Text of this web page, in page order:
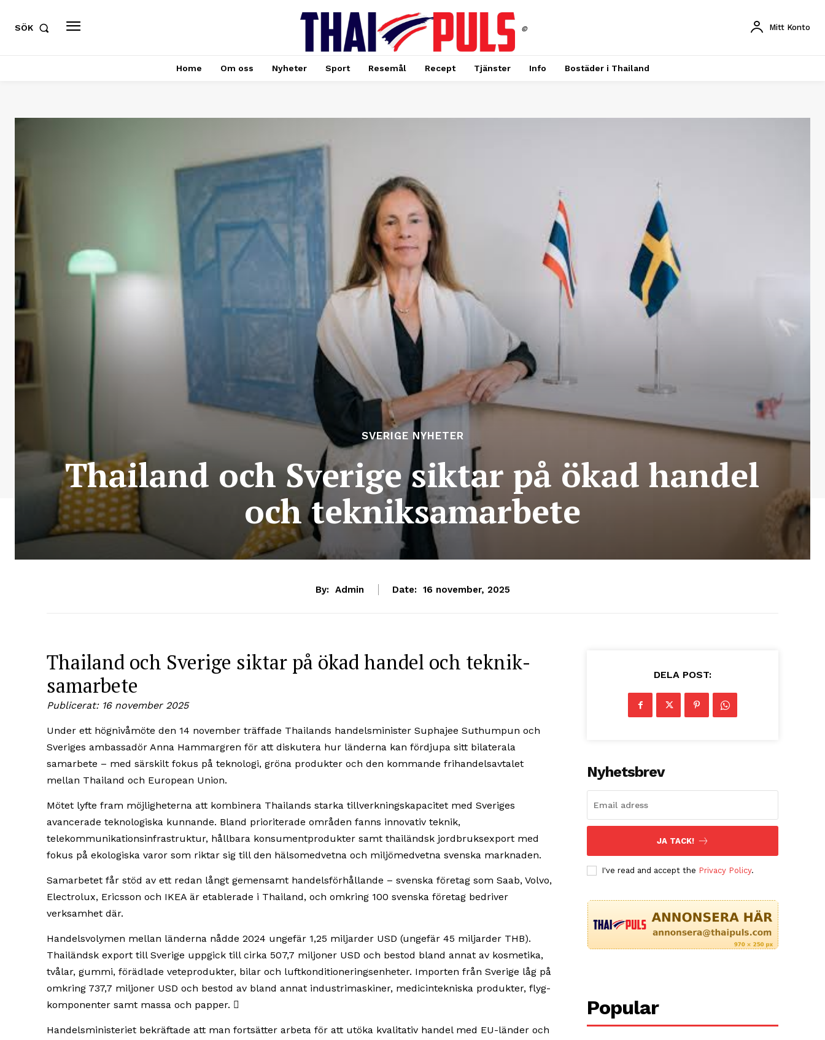
SÖK © Mitt Konto
Home Om oss Nyheter Sport Resemål Recept Tjänster Info Bostäder i Thailand
SVERIGE NYHETER
Thailand och Sverige siktar på ökad handel
och teknik­samarbete
By: Admin Date: 16 november, 2025
Thailand och Sverige siktar på ökad handel och teknik­
samarbete
Publicerat: 16 november 2025
Under ett hög­nivå­möte den 14 november träffade Thailands handels­minister Suphajee Suthumpun och
Sveriges ambassadör Anna Hammargren för att diskutera hur länderna kan fördjupa sitt bilaterala
samarbete – med särskilt fokus på teknologi, gröna produkter och den kommande fri­handels­avtalet
mellan Thailand och European Union.
Mötet lyfte fram möjligheterna att kombinera Thailands starka tillverknings­kapacitet med Sveriges
avancerade teknologiska kunnande. Bland prioriterade områden fanns innovativ teknik,
telekommunikations­infrastruktur, hållbara konsument­produkter samt thailändsk jordbruks­export med
fokus på ekologiska varor som riktar sig till den hälsomedvetna och miljö­medvetna svenska marknaden.
Samarbetet får stöd av ett redan långt gemensamt handels­förhållande – svenska företag som Saab, Volvo,
Electrolux, Ericsson och IKEA är etablerade i Thailand, och omkring 100 svenska företag bedriver
verksamhet där.
Handels­volymen mellan länderna nådde 2024 ungefär 1,25 miljarder USD (ungefär 45 miljarder THB).
Thailändsk export till Sverige uppgick till cirka 507,7 miljoner USD och bestod bland annat av kosmetika,
tvålar, gummi, förädlade veteprodukter, bilar och luftkonditionerings­enheter. Importen från Sverige låg på
omkring 737,7 miljoner USD och bestod av bland annat industrimaskiner, medicintekniska produkter, flyg­
komponenter samt massa och papper. 
Handels­ministeriet bekräftade att man fortsätter arbeta för att utöka kvalitativ handel med EU-länder och
DELA POST:
Nyhetsbrev
JA TACK!
I've read and accept the Privacy Policy.
Popular